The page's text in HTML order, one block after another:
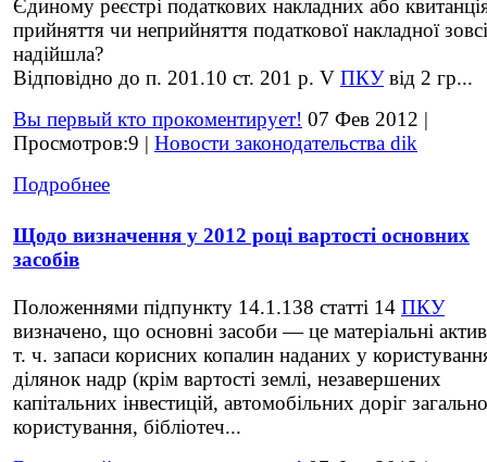
Єдиному реєстрі податкових накладних або
прийняття чи неприйняття податкової накладної
надійшла?
Відповідно до п. 201.10 ст. 201 р. V ПКУвід 2 гр...
Вы первый кто прокоментирует! 07 Фев 2012 |
Просмотров:9 | Новости законодательства dik
Подробнее
Щодо визначення у 2012 році вартості основних
засобів
Положеннями підпункту 14.1.138 статті 14 ПКУ
визначено, що основні засоби — це матеріальні
т. ч. запаси корисних копалин наданих у
ділянок надр (крім вартості землі, незавершених
капітальних інвестицій, автомобільних доріг
користування, бібліотеч...